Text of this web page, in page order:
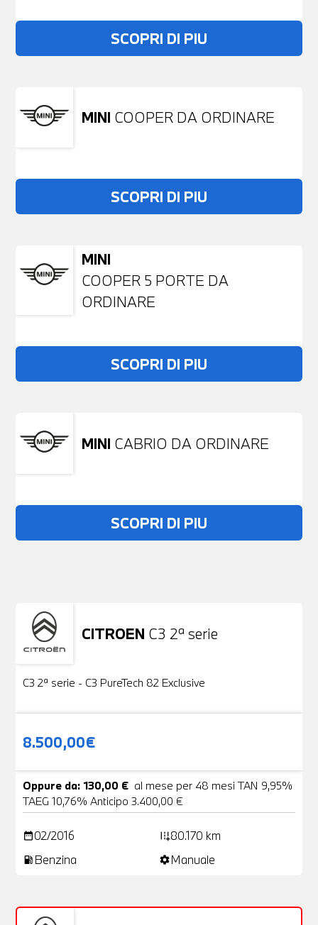
SCOPRI DI PIU
MINI COOPER DA ORDINARE
SCOPRI DI PIU
MINI
COOPER 5 PORTE DA
ORDINARE
SCOPRI DI PIU
MINI CABRIO DA ORDINARE
SCOPRI DI PIU
Non stai trovando ciò che cerchi?
CITROEN C3 2ª serie
Usato
C3 2ª serie - C3 PureTech 82 Exclusive
8.500,00€
Oppure da: 130,00 € al mese per 48 mesi TAN 9,95%
TAEG 10,76% Anticipo 3.400,00 €
date_range02/2016 add_road80.170 km
local_gas_station Benzina settingsManuale